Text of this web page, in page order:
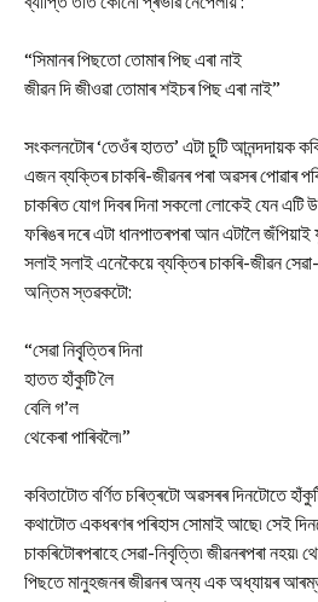
“সিমানৰ পিছতো তোমাৰ পিছ এৰা নাই
জীৱন দি জীওৱা তোমাৰ শইচৰ পিছ এৰা নাই”
সংকলনটোৰ ‘তেওঁৰ হাতত’ এটা চুটি আনন্দদায়ক
এজন ব্যক্তিৰ চাকৰি-জীৱনৰ পৰা অৱসৰ পোৱাৰ
চাকৰিত যোগ দিবৰ দিনা সকলো লোকেই যেন এটি
ফৰিঙৰ দৰে এটা ধানপাতৰপৰা আন এটালৈ
সলাই সলাই এনেকৈয়ে ব্যক্তিৰ চাকৰি-জীৱন
অন্তিম স্তৱকটো:
“সেৱা নিবৃ্ত্তিৰ দিনা
হাতত হাঁকুটি লৈ
বেলি গ’ল
থেকেৰা পাৰিবলৈ৷”
কবিতাটোত বৰ্ণিত চৰিত্ৰটো অৱসৰৰ দিনটোতে
কথাটোত একধৰণৰ পৰিহাস সোমাই আছে৷ সেই
চাকৰিটোৰপৰাহে সেৱা-নিবৃত্তি৷ জীৱনৰপৰা নহয়৷
পিছতে মানুহজনৰ জীৱনৰ অন্য এক অধ্যায়ৰ